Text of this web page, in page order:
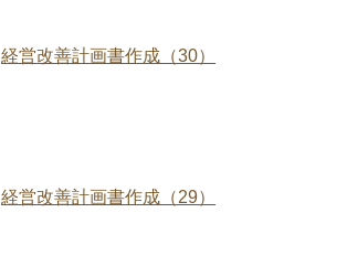
経営改善計画書作成（30）
経営改善計画書作成（29）